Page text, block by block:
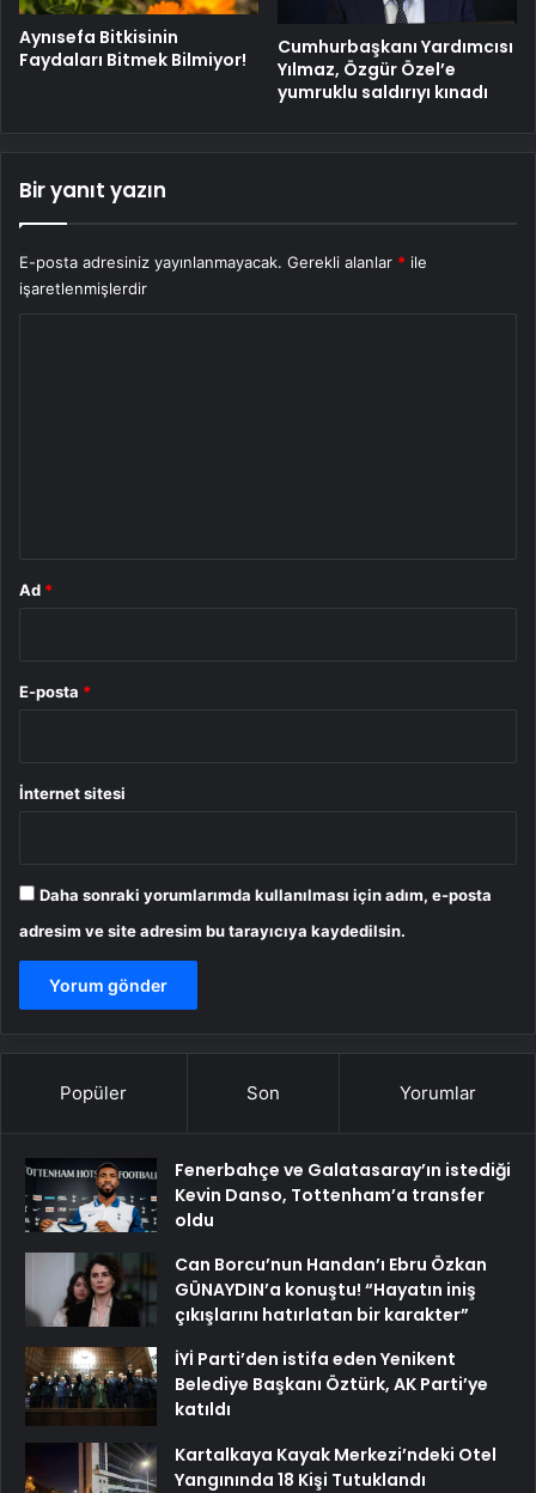
Aynısefa Bitkisinin
Faydaları Bitmek Bilmiyor!
Cumhurbaşkanı Yardımcısı
Yılmaz, Özgür Özel’e
yumruklu saldırıyı kınadı
Bir yanıt yazın
E-posta adresiniz yayınlanmayacak. Gerekli alanlar * ile
işaretlenmişlerdir
Ad *
E-posta *
İnternet sitesi
Daha sonraki yorumlarımda kullanılması için adım, e-posta
adresim ve site adresim bu tarayıcıya kaydedilsin.
Popüler Son Yorumlar
Fenerbahçe ve Galatasaray’ın istediği
Kevin Danso, Tottenham’a transfer
oldu
Can Borcu’nun Handan’ı Ebru Özkan
GÜNAYDIN’a konuştu! “Hayatın iniş
çıkışlarını hatırlatan bir karakter”
İYİ Parti’den istifa eden Yenikent
Belediye Başkanı Öztürk, AK Parti’ye
katıldı
Kartalkaya Kayak Merkezi’ndeki Otel
Yangınında 18 Kişi Tutuklandı